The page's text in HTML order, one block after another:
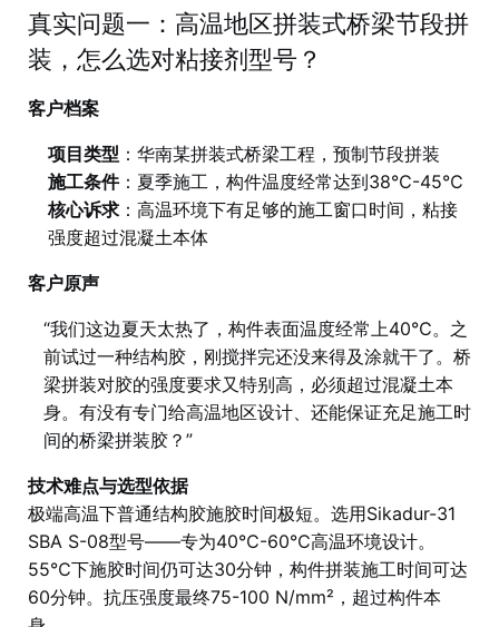
真实问题一：高温地区拼装式桥梁节段拼
装，怎么选对粘接剂型号？
客户档案
项目类型 ：华南某拼装式桥梁工程，预制节段拼装
施工条件：夏季施工，构件温度经常达到38℃-45℃
核心诉求：高温环境下有足够的施工窗口时间，粘接
强度超过混凝土本体
客户原声
“我们这边夏天太热了，构件表面温度经常上40℃。之
前试过一种结构胶，刚搅拌完还没来得及涂就干了。桥
梁拼装对胶的强度要求又特别高，必须超过混凝土本
身。有没有专门给高温地区设计、还能保证充足施工时
间的桥梁拼装胶？”
技术难点与选型依据
极端高温下普通结构胶施胶时间极短。选用Sikadur-31
SBA S-08型号——专为40℃-60℃高温环境设计。
55℃下施胶时间仍可达30分钟，构件拼装施工时间可达
60分钟。抗压强度最终75-100 N/mm²，超过构件本